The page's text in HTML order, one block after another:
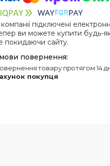
підключені
ви можете купити будь-
покидаючи сайту.
повернення товару протягом 14
покупця